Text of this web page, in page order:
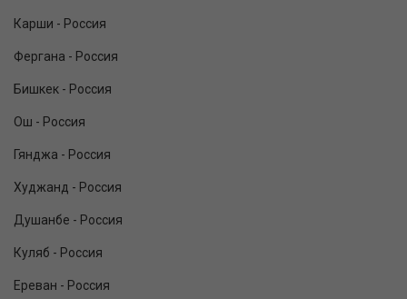
Карши - Россия
Фергана - Россия
Бишкек - Россия
Ош - Россия
Гянджа - Россия
Худжанд - Россия
Душанбе - Россия
Куляб - Россия
Ереван - Россия